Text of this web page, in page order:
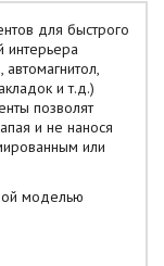
для быстрого
и т.д.)
позволят
и не нанося
или
моделью